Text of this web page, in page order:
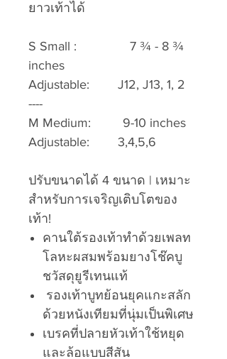
ยาวเท้าได้
S Small : 7 ¾ - 8 ¾
inches
Adjustable: J12, J13, 1, 2
----
M Medium: 9-10 inches
Adjustable: 3,4,5,6
ปรับขนาดได้ 4 ขนาด | เหมาะ
สำหรับการเจริญเติบโตของ
เท้า!
คานใต้รองเท้าทำด้วยเพลท
โลหะผสมพร้อมยางโช๊คบู
ชวัสดุยูรีเทนแท้
รองเท้าบูทย้อนยุคแกะสลัก
ด้วยหนังเทียมที่นุ่มเป็นพิเศษ
เบรคที่ปลายหัวเท้าใช้หยุด
และล้อแบบสีสัน